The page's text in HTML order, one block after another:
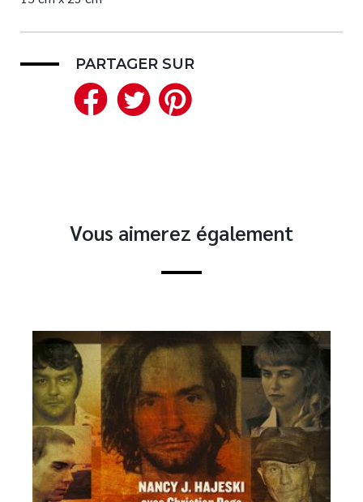
PARTAGER SUR
Facebook
Twitter
Vous aimerez également